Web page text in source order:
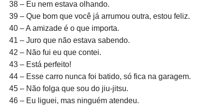
38 – Eu nem estava olhando.
39 – Que bom que você já arrumou outra, estou feliz.
40 – A amizade é o que importa.
41 – Juro que não estava sabendo.
42 – Não fui eu que contei.
43 – Está perfeito!
44 – Esse carro nunca foi batido, só fica na garagem.
45 – Não folga que sou do jiu-jitsu.
46 – Eu liguei, mas ninguém atendeu.